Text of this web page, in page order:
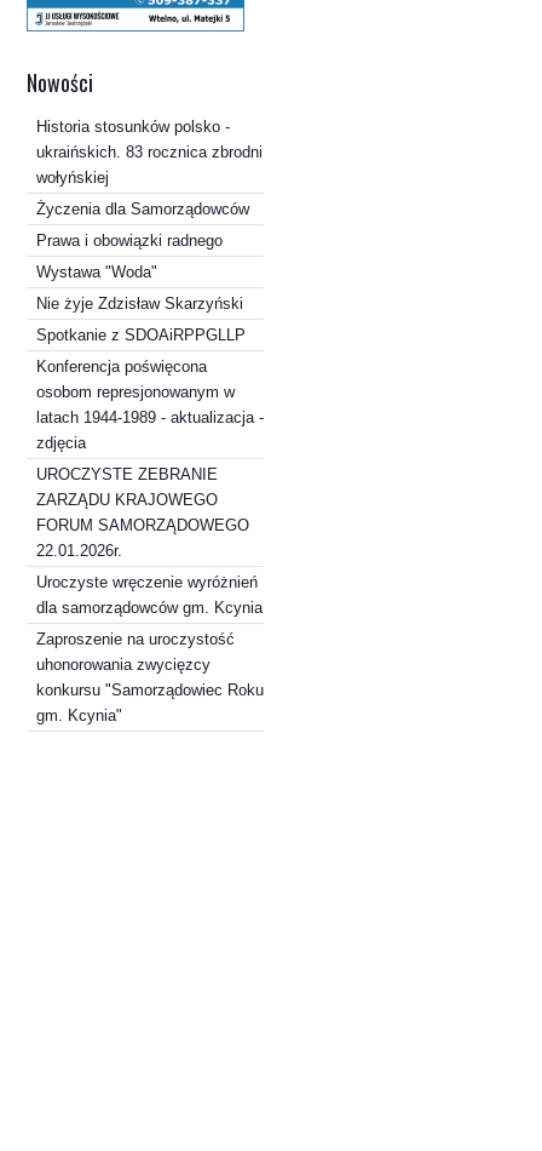
Nowości
Historia stosunków polsko -
ukraińskich. 83 rocznica zbrodni
wołyńskiej
Życzenia dla Samorządowców
Prawa i obowiązki radnego
Wystawa "Woda"
Nie żyje Zdzisław Skarzyński
Spotkanie z SDOAiRPPGLLP
Konferencja poświęcona
osobom represjonowanym w
latach 1944-1989 - aktualizacja -
zdjęcia
UROCZYSTE ZEBRANIE
ZARZĄDU KRAJOWEGO
FORUM SAMORZĄDOWEGO
22.01.2026r.
Uroczyste wręczenie wyróżnień
dla samorządowców gm. Kcynia
Zaproszenie na uroczystość
uhonorowania zwycięzcy
konkursu "Samorządowiec Roku
gm. Kcynia"